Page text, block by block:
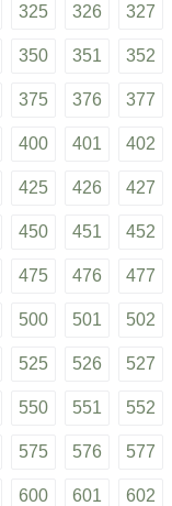
325 326 327
350 351 352
375 376 377
400 401 402
425 426 427
450 451 452
475 476 477
500 501 502
525 526 527
550 551 552
575 576 577
600 601 602